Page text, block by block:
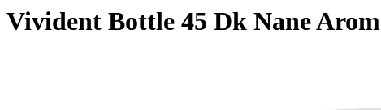
Vivident Bottle 45 Dk Nane